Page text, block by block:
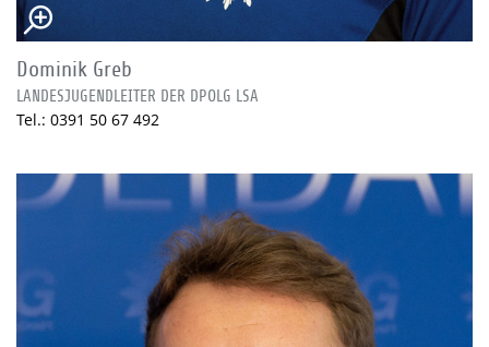
Dominik Greb
LANDESJUGENDLEITER DER DPOLG LSA
Tel.: 0391 50 67 492